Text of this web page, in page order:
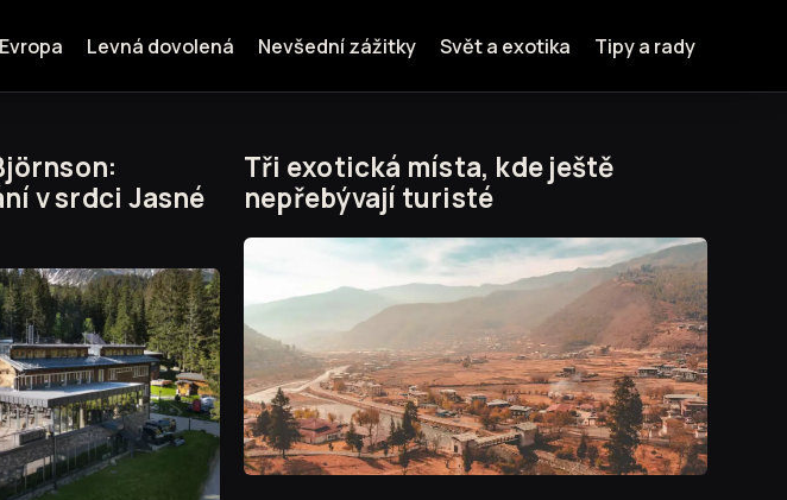
Evropa Levná dovolená Nevšední zážitky Svět a exotika Tipy a rady
v srdci Jasné
Tři exotická místa, kde ještě
nepřebývají turisté